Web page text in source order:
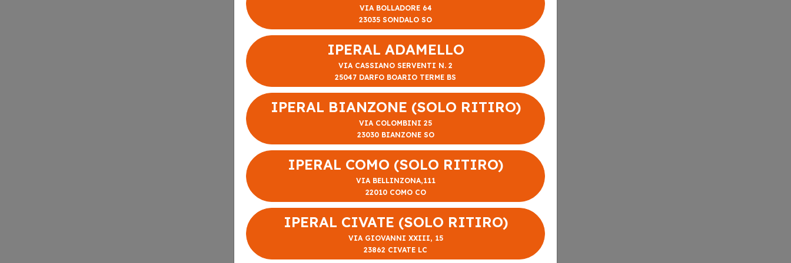
VIA BOLLADORE 64
23035 SONDALO SO
IPERAL ADAMELLO
VIA CASSIANO SERVENTI N. 2
25047 DARFO BOARIO TERME BS
IPERAL BIANZONE (SOLO RITIRO)
VIA COLOMBINI 25
23030 BIANZONE SO
IPERAL COMO (SOLO RITIRO)
VIA BELLINZONA,111
22010 COMO CO
IPERAL CIVATE (SOLO RITIRO)
VIA GIOVANNI XXIII, 15
23862 CIVATE LC